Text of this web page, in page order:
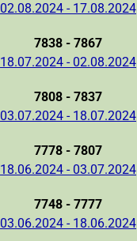
02.08.2024 - 17.08.2024
7838 - 7867
18.07.2024 - 02.08.2024
7808 - 7837
03.07.2024 - 18.07.2024
7778 - 7807
18.06.2024 - 03.07.2024
7748 - 7777
03.06.2024 - 18.06.2024